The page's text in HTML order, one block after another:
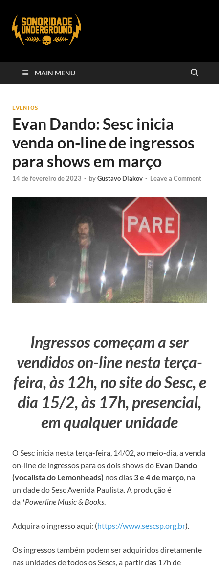
MAIN MENU
EVENTOS
Evan Dando: Sesc inicia
venda on-line de ingressos
para shows em março
14 de fevereiro de 2023 - byGustavo Diakov - Leave a Comment
Ingressos começam a ser
vendidos on-line nesta terça-
feira, às 12h, no site do Sesc, e
dia 15/2, às 17h, presencial,
em qualquer unidade
O Sesc inicia nesta terça-feira, 14/02, ao meio-dia, a venda
on-line de ingressos para os dois shows do Evan Dando
(vocalista do Lemonheads) nos dias 3 e 4 de março , na
unidade do Sesc Avenida Paulista. A produção é
da *Powerline Music & Books
Adquira o ingresso aqui: (https://www.sescsp.org.br).
Os ingressos também podem ser adquiridos diretamente
nas unidades de todos os Sescs, a partir das 17h de